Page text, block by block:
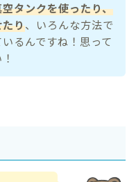
タンクを使ったり、
り、いろんな方法で
るんですね！思って